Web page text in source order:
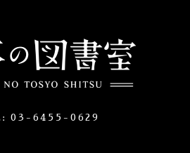
03-6455-0629